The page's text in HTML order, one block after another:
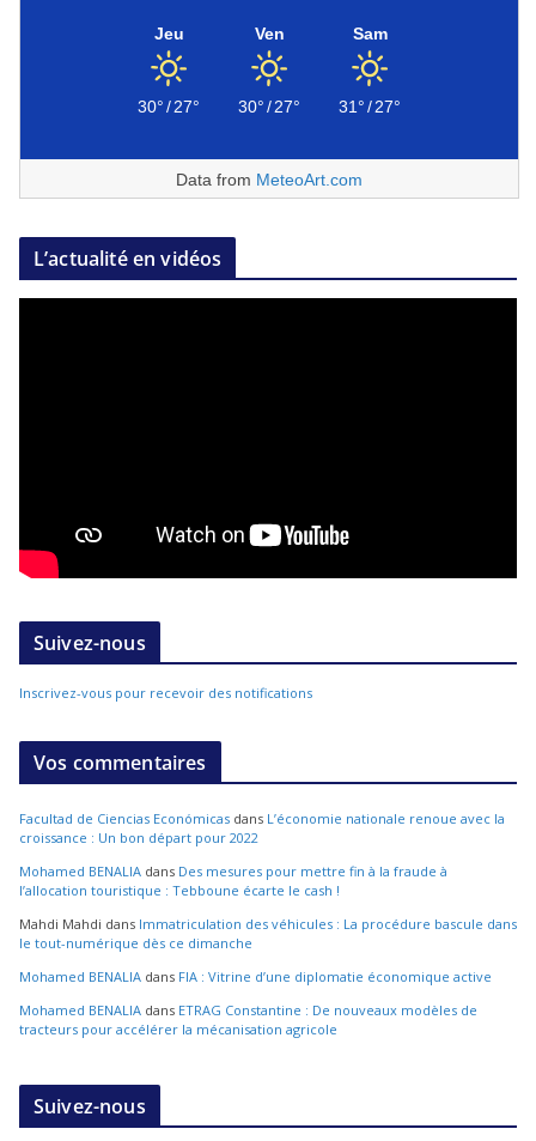
Jeu
30°/27°
Ven
30°/27°
Sam
31°/27°
Data from MeteoArt.com
L’actualité en vidéos
Suivez-nous
Inscrivez-vous pour recevoir des notifications
Vos commentaires
Facultad de Ciencias Económicas dans L’économie nationale renoue avec la
croissance : Un bon départ pour 2022
Mohamed BENALIA dans Des mesures pour mettre fin à la fraude à
l’allocation touristique : Tebboune écarte le cash !
Mahdi Mahdi dans Immatriculation des véhicules : La procédure bascule dans
le tout-numérique dès ce dimanche
Mohamed BENALIA dans FIA : Vitrine d’une diplomatie économique active
Mohamed BENALIA dans ETRAG Constantine : De nouveaux modèles de
tracteurs pour accélérer la mécanisation agricole
Suivez-nous